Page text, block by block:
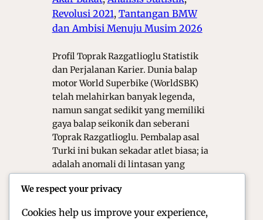
Revolusi 2021, Tantangan BMW
dan Ambisi Menuju Musim 2026
Profil Toprak Razgatlioglu Statistik
dan Perjalanan Karier. Dunia balap
motor World Superbike (WorldSBK)
telah melahirkan banyak legenda,
namun sangat sedikit yang memiliki
gaya balap seikonik dan seberani
Toprak Razgatlioglu. Pembalap asal
Turki ini bukan sekadar atlet biasa; ia
adalah anomali di lintasan yang
ekstrem dengan kontrol motor yang
We respect your privacy
Cookies help us improve your experience,